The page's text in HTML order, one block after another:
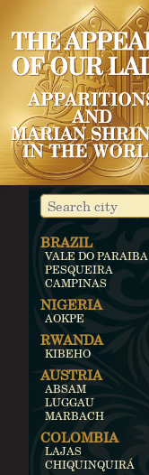
BRAZIL
VALE DO PARAIBA
PESQUEIRA
CAMPINAS
NIGERIA
AOKPE
RWANDA
KIBEHO
AUSTRIA
ABSAM
LUGGAU
MARBACH
COLOMBIA
LAJAS
CHIQUINQUIRÁ